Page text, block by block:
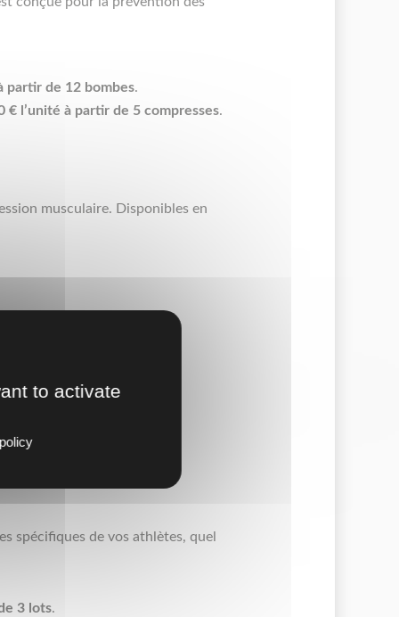
partir de 12 bombes.
€ l’unité à partir de 5 compresses.
musculaire. Disponibles en
spécifiques de vos athlètes, quel
3 lots.
to activate